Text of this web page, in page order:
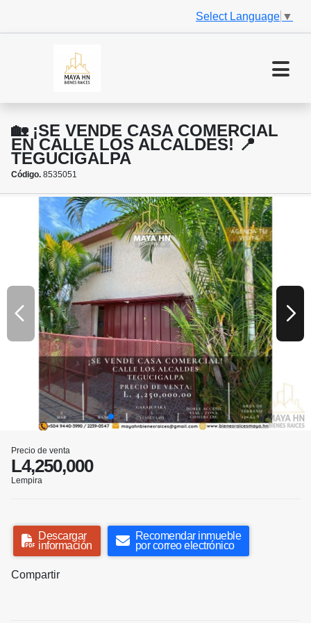
Select Language ▼
🏡 ¡SE VENDE CASA COMERCIAL
EN CALLE LOS ALCALDES! 📍
TEGUCIGALPA
Código. 8535051
Precio de venta
L4,250,000
Lempira
Descargar
información
Recomendar inmueble
por correo electrónico
Compartir